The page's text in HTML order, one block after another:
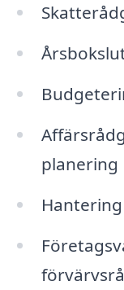
planering